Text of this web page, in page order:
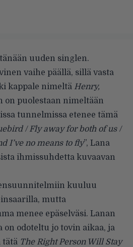
uuden singlen.
vaihe päällä, sillä vasta
kappale nimeltä Henry,
on puolestaan nimeltään
tunnelmissa etenee tämä
/ Fly away for both of us /
I’ve no means to fly”, Lana
ihmissuhdetta kuvaavan
kuuluu
mutta
menee epäselväsi. Lanan
odoteltu jo tovin aikaa, ja
tätä The Right Person Will Stay